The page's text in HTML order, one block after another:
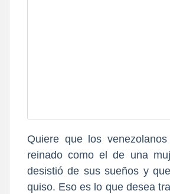
Quiere que los
reinado como el de una
desistió de sus sueños y
quiso. Eso es lo que desea